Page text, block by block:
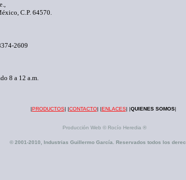
C.P. 64570.
2609
8 a 12 a.m.
|PRODUCTOS| |CONTACTO| |ENLACES| |QUIENES SOMOS|
Producción Web © Rocío Heredia ®
© 2001-2010, Industrias Guillermo García. Reservados todos los